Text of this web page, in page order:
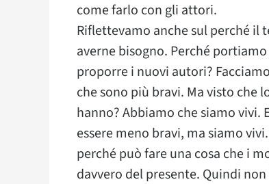
come farlo con gli attori.
Riflettevamo anche sul perché il
averne bisogno. Perché
proporre i nuovi autori?
che sono più bravi. Ma visto che
hanno? Abbiamo che siamo vivi.
essere meno bravi, ma siamo
perché può fare una cosa che i
davvero del presente. Quindi